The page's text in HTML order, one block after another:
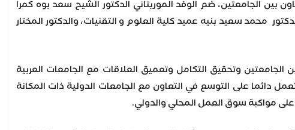
بين الجامعتين، ضم الوفد الموريتاني الدكتور الشيح سعد بوه كمرا
محمد سعيد بنيه عميد كلية العلوم و التقنيات، والدكتور المختار
وتحقيق التكامل وتعميق العلاقات مع الجامعات العربية
تعمل دائما على التوسع في التعاون مع الجامعات الدولية ذات المكانة
على مواكبة سوق العمل المحلي والدولي.